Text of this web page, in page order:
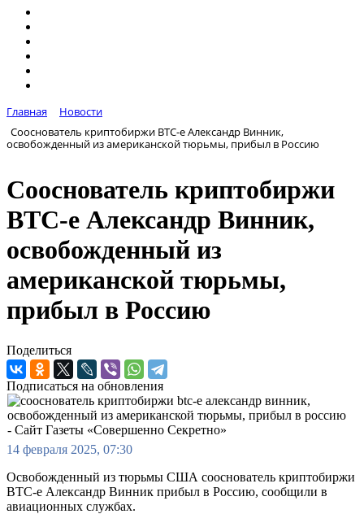
Главная
Новости
Сооснователь криптобиржи BTC-e Александр Винник,
освобожденный из американской тюрьмы, прибыл в Россию
Сооснователь криптобиржи
BTC-e Александр Винник,
освобожденный из
американской тюрьмы,
прибыл в Россию
Поделиться
Подписаться на обновления
14 февраля 2025, 07:30
Освобожденный из тюрьмы США сооснователь криптобиржи
BTC-e Александр Винник прибыл в Россию, сообщили в
авиационных службах.